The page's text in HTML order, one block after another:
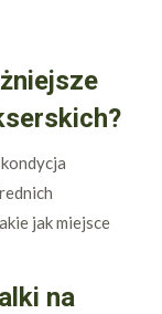
jak miejsce
na